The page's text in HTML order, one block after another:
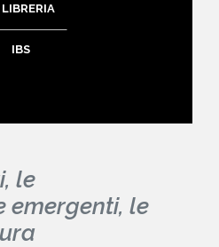
LIBRERIA
IBS
le
emergenti, le